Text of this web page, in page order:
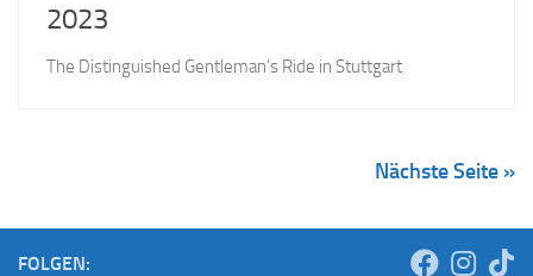
2023
The Distinguished Gentleman’s Ride in Stuttgart
Nächste Seite »
FOLGEN: